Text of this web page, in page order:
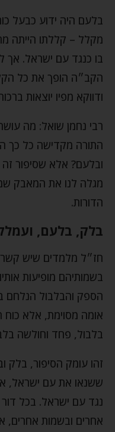
בלעם היה ידוע כבעל
מקלל – קללתו הייתה
בו כנגד עם ישראל. אך
הקב״ה הופך את כל
ודווקא מפיו יוצאות
רבי נחמן שואל: מה
התורה מקדישה כל כך
ובלעם? אלא שסיפור זה
מגלה לנו את המאבק
הדורות.
בלק, בלעם,
חז״ל מלמדים שיש
בשמותיהם מופיעות
הספק והבלבול הנלחם
אומה מסוימת, אלא כוח
בלבול, פחד וחולשה
זהו עומק הסיפור, בלק
ששנאו את עם ישראל,
נגד עם ישראל. בכל דור
אחרים ובשמות אחרים,